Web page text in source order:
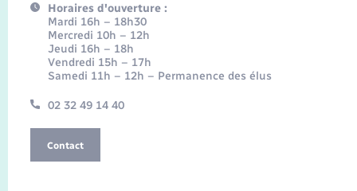
Horaires d'ouverture :
Mardi 16h – 18h30
Mercredi 10h – 12h
Jeudi 16h – 18h
Vendredi 15h – 17h
Samedi 11h – 12h – Permanence des élus
02 32 49 14 40
Contact